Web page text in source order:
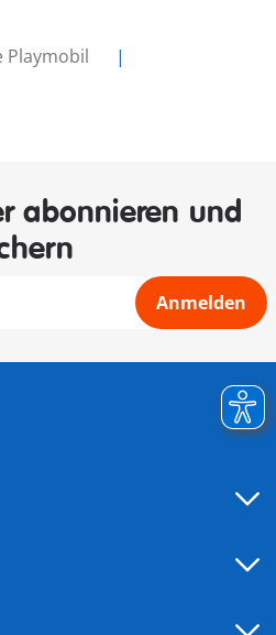
Playmobil
abonnieren und
Anmelden